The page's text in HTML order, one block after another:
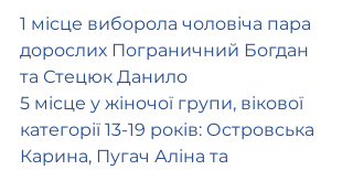
1 місце виборола чоловіча пара
дорослих Пограничний Богдан
та Стецюк Данило
5 місце у жіночої групи, вікової
категорії 13-19 років: Островська
Карина, Пугач Аліна та